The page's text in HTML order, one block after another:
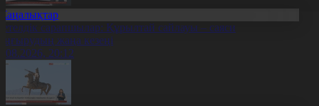
сарапшылар: Құрылтай сайлауы – саяси
жаңа кезеңі
20:12